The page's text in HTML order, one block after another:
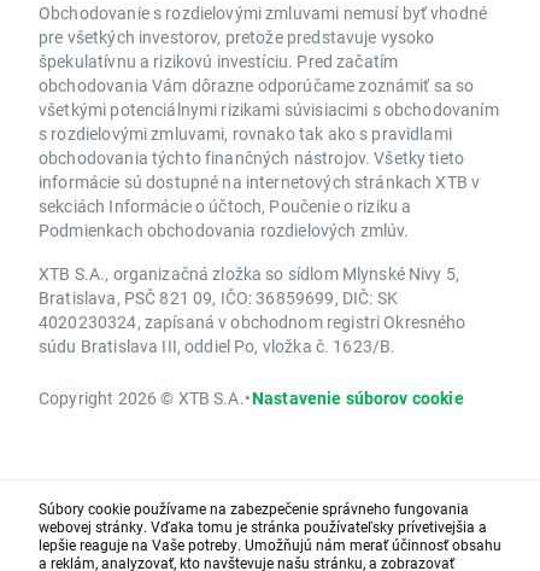
Obchodovanie s rozdielovými zmluvami nemusí byť vhodné
pre všetkých investorov, pretože predstavuje vysoko
špekulatívnu a rizikovú investíciu. Pred začatím
obchodovania Vám dôrazne odporúčame zoznámiť sa so
všetkými potenciálnymi rizikami súvisiacimi s obchodovaním
s rozdielovými zmluvami, rovnako tak ako s pravidlami
obchodovania týchto finančných nástrojov. Všetky tieto
informácie sú dostupné na internetových stránkach XTB v
sekciách Informácie o účtoch, Poučenie o riziku a
Podmienkach obchodovania rozdielových zmlúv.
XTB S.A., organizačná zložka so sídlom Mlynské Nivy 5,
Bratislava, PSČ 821 09, IČO: 36859699, DIČ: SK
4020230324, zapísaná v obchodnom registri Okresného
súdu Bratislava III, oddiel Po, vložka č. 1623/B.
Copyright 2026 © XTB S.A.•Nastavenie súborov cookie
Súbory cookie používame na zabezpečenie správneho fungovania
webovej stránky. Vďaka tomu je stránka používateľsky prívetivejšia a
lepšie reaguje na Vaše potreby. Umožňujú nám merať účinnosť obsahu
a reklám, analyzovať, kto navštevuje našu stránku, a zobrazovať